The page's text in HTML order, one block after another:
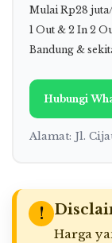
Mulai Rp28
1 Out & 2 In 2
Bandung &
Hubungi
Alamat: Jl.
!
Harga